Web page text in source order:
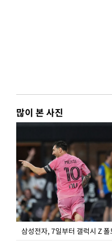
많이 본 사진